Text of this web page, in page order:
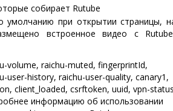
собирает Rutube
умолчанию при открытии страницы,
встроенное видео с
volume, raichu-muted, fingerprintId,
user-history, raichu-user-quality, canary1,
client_loaded, csrftoken, uuid, vpn-
информацию об использовании